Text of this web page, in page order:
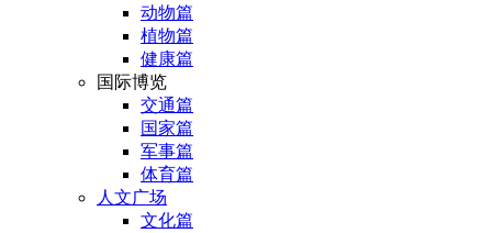
动物篇
植物篇
健康篇
国际博览
交通篇
国家篇
军事篇
体育篇
人文广场
文化篇